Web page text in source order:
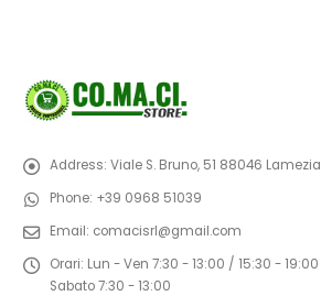
Address: Viale S. Bruno, 51 88046
Phone: +39 0968 51039
Email: comacisrl@gmail.com
Orari: Lun - Ven 7:30 - 13:00 / 15:30 - 19:00
Sabato 7:30 - 13:00